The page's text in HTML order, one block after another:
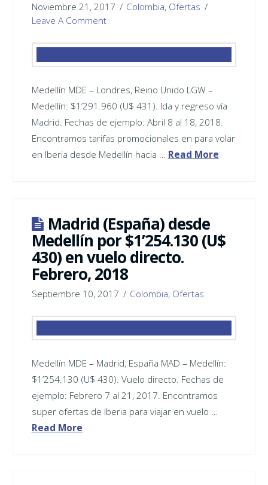
Noviembre 21, 2017 Colombia, Ofertas
Leave A Comment
Medellín MDE – Londres, Reino Unido LGW –
Medellín: $1’291.960 (U$ 431). Ida y regreso vía
Madrid. Fechas de ejemplo: Abril 8 al 18, 2018.
Encontramos tarifas promocionales en para volar
en Iberia desde Medellín hacia … Read More
Madrid (España) desde
Medellín por $1’254.130 (U$
430) en vuelo directo.
Febrero, 2018
Septiembre 10, 2017 Colombia, Ofertas
Medellín MDE – Madrid, España ‪MAD – Medellín:
$1’254.130 (U$ 430). Vuelo directo. Fechas de
ejemplo: Febrero 7 al 21, 2017. Encontramos
super ofertas de Iberia para viajar en vuelo …
Read More